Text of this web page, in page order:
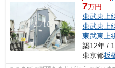
7万円
東武東上
東武東上
東武東上
築12年 /
東京都板